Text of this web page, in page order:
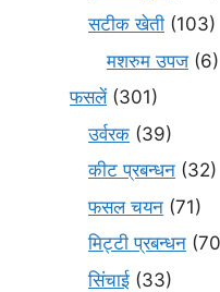
सटीक खेती (103)
मशरुम उपज (6)
फसलें(301)
उर्वरक (39)
कीट प्रबन्धन (32)
फसल चयन (71)
मि‌ट्टी प्रबन्धन
सिंचाई (33)